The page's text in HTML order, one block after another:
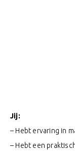
Jij:
– Hebt ervaring in
– Hebt een